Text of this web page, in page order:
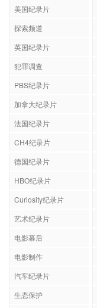
美国纪录片
探索频道
英国纪录片
犯罪调查
PBS纪录片
加拿大纪录片
法国纪录片
CH4纪录片
德国纪录片
HBO纪录片
Curiosity纪录片
艺术纪录片
电影幕后
电影制作
汽车纪录片
生态保护